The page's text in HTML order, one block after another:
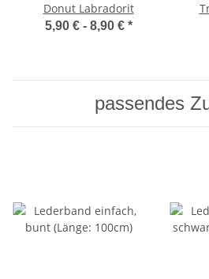
Donut Labradorit
5,90 € - 8,90 € *
passendes